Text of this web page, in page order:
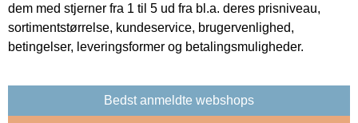
dem med stjerner fra 1 til 5 ud fra bl.a. deres prisniveau,
sortimentstørrelse, kundeservice, brugervenlighed,
betingelser, leveringsformer og betalingsmuligheder.
Bedst anmeldte webshops